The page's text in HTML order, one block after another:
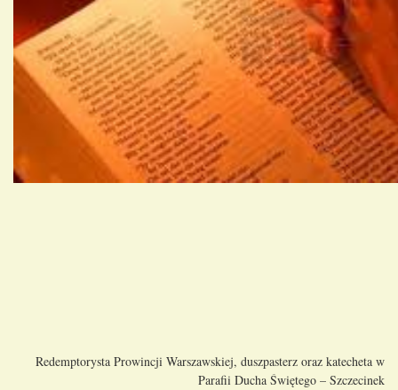
Redemptorysta Prowincji Warszawskiej, duszpasterz oraz katecheta w
Parafii Ducha Świętego – Szczecinek